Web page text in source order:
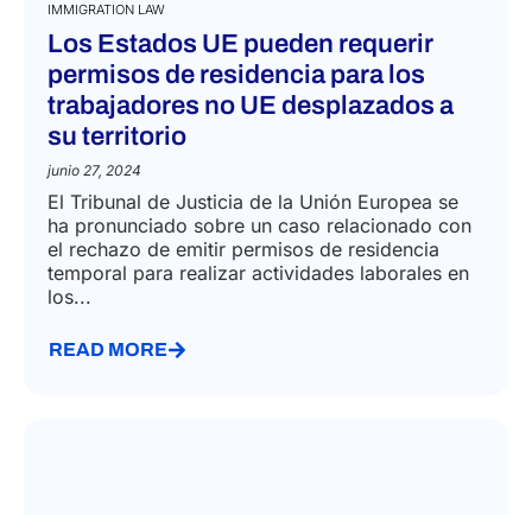
IMMIGRATION LAW
Los Estados UE pueden requerir
permisos de residencia para los
trabajadores no UE desplazados a
su territorio
junio 27, 2024
El Tribunal de Justicia de la Unión Europea se
ha pronunciado sobre un caso relacionado con
el rechazo de emitir permisos de residencia
temporal para realizar actividades laborales en
los...
READ MORE